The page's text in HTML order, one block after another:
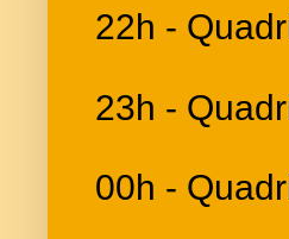
22h -
23h -
00h -